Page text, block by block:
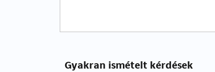
Gyakran ismételt kérdések